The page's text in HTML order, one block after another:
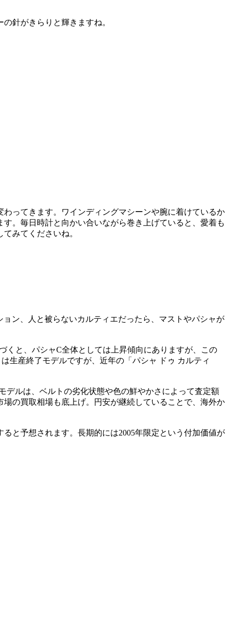
針がきらりと輝きますね。
ってきます。ワインディングマシーンや腕に着けているか
。毎日時計と向かい合いながら巻き上げていると、愛着も
みてくださいね。
ン、人と被らないカルティエだったら、マストやパシャが
くと、パシャC全体としては上昇傾向にありますが、この
生産終了モデルですが、近年の「パシャ ドゥ カルティ
デルは、ベルトの劣化状態や色の鮮やかさによって査定額
の買取相場も底上げ。円安が継続していることで、海外か
ると予想されます。長期的には2005年限定という付加価値が